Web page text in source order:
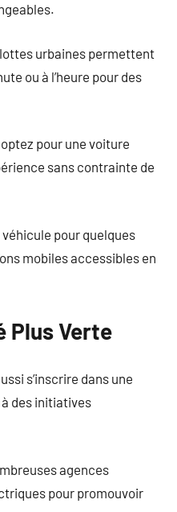
urbaines permettent
ou à l’heure pour des
pour une voiture
sans contrainte de
pour quelques
mobiles accessibles en
Plus Verte
s’inscrire dans une
des initiatives
agences
pour promouvoir